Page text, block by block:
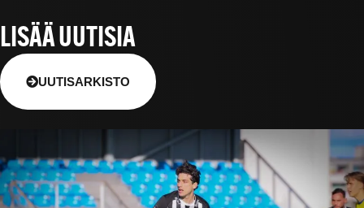
LISÄÄ UUTISIA
UUTISARKISTO